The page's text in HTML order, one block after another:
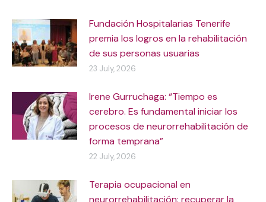
Fundación Hospitalarias Tenerife
premia los logros en la rehabilitación
de sus personas usuarias
23 July, 2026
Irene Gurruchaga: “Tiempo es
cerebro. Es fundamental iniciar los
procesos de neurorrehabilitación de
forma temprana”
22 July, 2026
Terapia ocupacional en
neurorrehabilitación: recuperar la